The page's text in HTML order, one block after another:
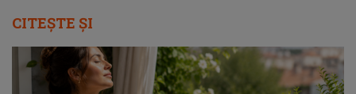
CITEȘTE ȘI